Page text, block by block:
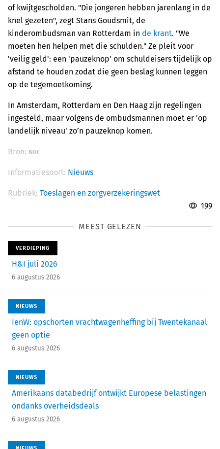
of kwijtgescholden. "Die jongeren hebben jarenlang in de
knel gezeten", zegt Stans Goudsmit, de
kinderombudsman van Rotterdam in de krant. "We
moeten hen helpen met die schulden." Ze pleit voor
'veilig geld': een 'pauzeknop' om schuldeisers tijdelijk op
afstand te houden zodat die geen beslag kunnen leggen
op de tegemoetkoming.
In Amsterdam, Rotterdam en Den Haag zijn regelingen
ingesteld, maar volgens de ombudsmannen moet er 'op
landelijk niveau' zo’n pauzeknop komen.
Bron: NRC
Informatiesoort: Nieuws
Rubriek: Toeslagen en zorgverzekeringswet
199
MEEST GELEZEN
VERDIEPING
H&I juli 2026
6 augustus 2026
NIEUWS
IenW: opschorten vrachtwagenheffing bij Twentekanaal
geen optie
6 augustus 2026
NIEUWS
Amerikaans databedrijf ontwijkt Europese belastingen
ondanks overheidsdeals
6 augustus 2026